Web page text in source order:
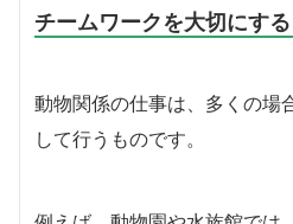
チームワークを大切にする
動物関係の仕事は、多くの場
して行うものです。